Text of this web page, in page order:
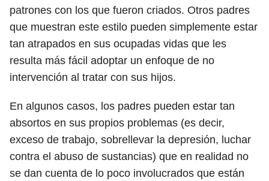
patrones con los que fueron criados. Otros padres
que muestran este estilo pueden simplemente estar
tan atrapados en sus ocupadas vidas que les
resulta más fácil adoptar un enfoque de no
intervención al tratar con sus hijos.
En algunos casos, los padres pueden estar tan
absortos en sus propios problemas (es decir,
exceso de trabajo, sobrellevar la depresión, luchar
contra el abuso de sustancias) que en realidad no
se dan cuenta de lo poco involucrados que están